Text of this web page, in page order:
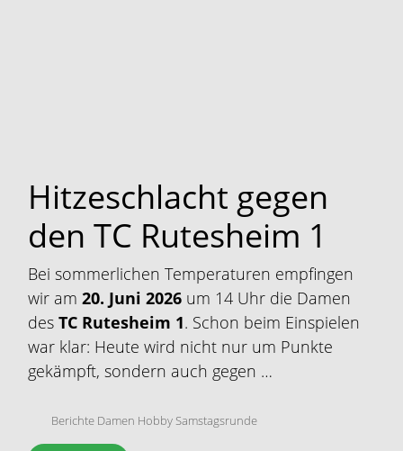
Hitzeschlacht gegen
den TC Rutesheim 1
Bei sommerlichen Temperaturen empfingen
wir am 20. Juni 2026 um 14 Uhr die Damen
des TC Rutesheim 1. Schon beim Einspielen
war klar: Heute wird nicht nur um Punkte
gekämpft, sondern auch gegen …
Berichte Damen Hobby Samstagsrunde